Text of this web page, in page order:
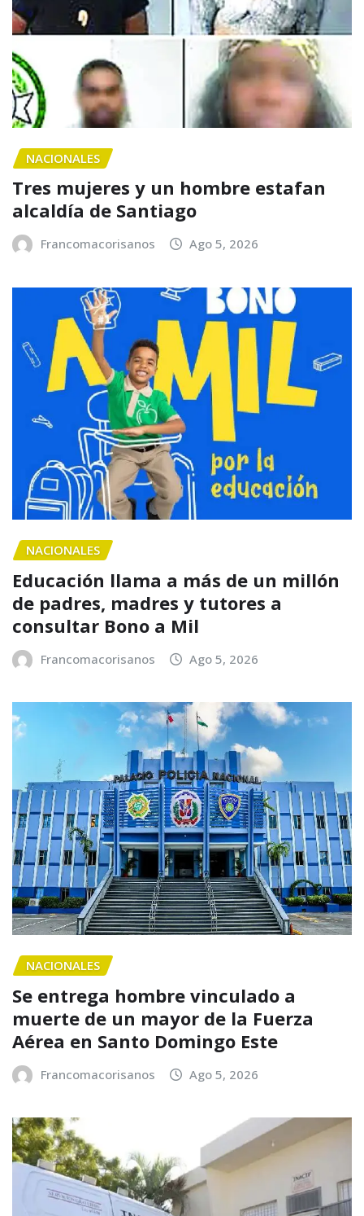
NACIONALES
Tres mujeres y un hombre estafan
alcaldía de Santiago
Francomacorisanos Ago 5, 2026
NACIONALES
Educación llama a más de un millón
de padres, madres y tutores a
consultar Bono a Mil
Francomacorisanos Ago 5, 2026
NACIONALES
Se entrega hombre vinculado a
muerte de un mayor de la Fuerza
Aérea en Santo Domingo Este
Francomacorisanos Ago 5, 2026